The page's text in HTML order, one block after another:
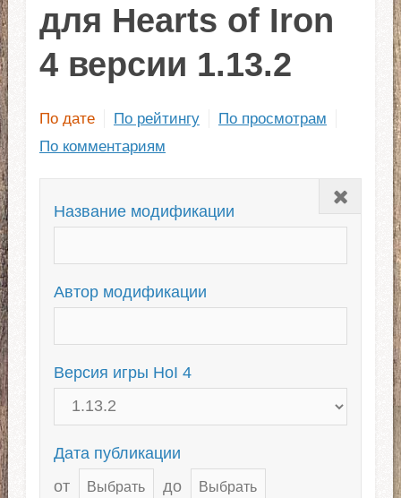
для Hearts of Iron
4 версии 1.13.2
По дате По рейтингу
По просмотрам
По комментариям
Закрыть
Название модификации
Автор модификации
Версия игры HoI 4
Дата публикации
от
до